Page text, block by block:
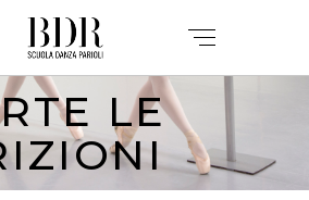
LE